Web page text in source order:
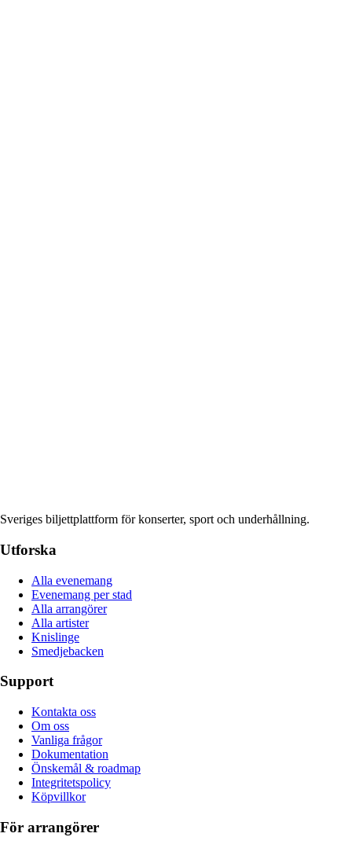
Sveriges biljettplattform för konserter, sport och underhållning.
Utforska
Alla evenemang
Evenemang per stad
Alla arrangörer
Alla artister
Knislinge
Smedjebacken
Support
Kontakta oss
Om oss
Vanliga frågor
Dokumentation
Önskemål & roadmap
Integritetspolicy
Köpvillkor
För arrangörer